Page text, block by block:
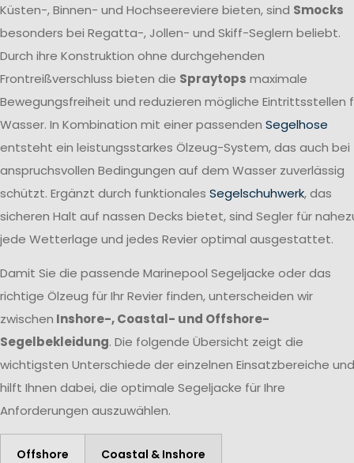
Küsten-, Binnen- und Hochseereviere bieten, sind Smocks
besonders bei Regatta-, Jollen- und Skiff-Seglern beliebt.
Durch ihre Konstruktion ohne durchgehenden
Frontreißverschluss bieten die Spraytops maximale
Bewegungsfreiheit und reduzieren mögliche Eintrittsstellen
Wasser. In Kombination mit einer passenden Segelhose
entsteht ein leistungsstarkes Ölzeug-System, das auch bei
anspruchsvollen Bedingungen auf dem Wasser zuverlässig
schützt. Ergänzt durch funktionales Segelschuhwerk, das
sicheren Halt auf nassen Decks bietet, sind Segler für
jede Wetterlage und jedes Revier optimal ausgestattet.
Damit Sie die passende Marinepool Segeljacke oder das
richtige Ölzeug für Ihr Revier finden, unterscheiden wir
zwischen Inshore-, Coastal- und Offshore-
Segelbekleidung. Die folgende Übersicht zeigt die
wichtigsten Unterschiede der einzelnen Einsatzbereiche und
hilft Ihnen dabei, die optimale Segeljacke für Ihre
Anforderungen auszuwählen.
Offshore Coastal & Inshore